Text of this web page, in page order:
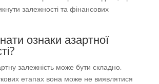
залежності та фінансових
ознаки азартної
залежність може бути складно,
етапах вона може не виявлятися